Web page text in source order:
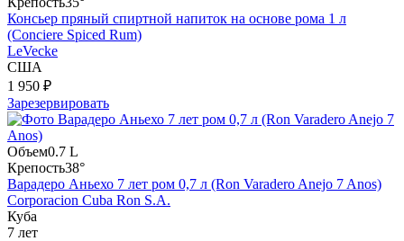
Консьер пряный cпиртной напиток на основе рома 1 л
(Conciere Spiced Rum)
LeVecke
США
1 950 ₽
Зарезервировать
Объем0.7 L
Крепость38°
Варадеро Аньехо 7 лет ром 0,7 л (Ron Varadero Anejo 7 Anos)
Corporacion Cuba Ron S.A.
Куба
7 лет